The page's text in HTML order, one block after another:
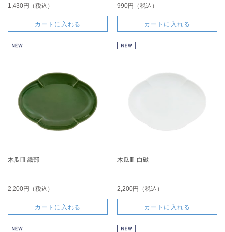
1,430円（税込）
カートに入れる
990円（税込）
カートに入れる
木瓜皿 織部
2,200円（税込）
カートに入れる
木瓜皿 白磁
2,200円（税込）
カートに入れる